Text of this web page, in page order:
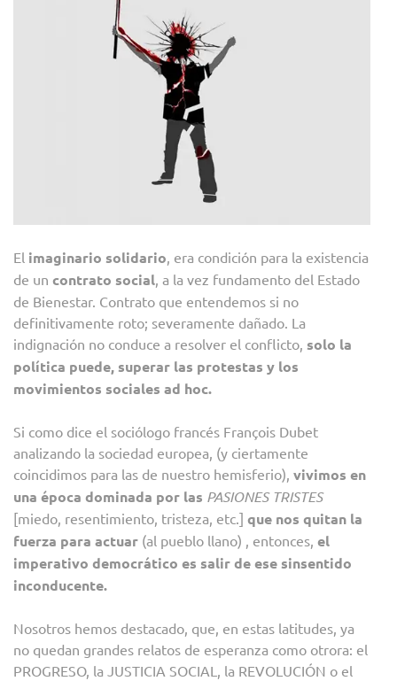
El imaginario solidario , era condición para la existencia
de un contrato social , a la vez fundamento del Estado
de Bienestar. Contrato que entendemos si no
definitivamente roto; severamente dañado. La
indignación no conduce a resolver el conflicto, solo la
política puede, superar las protestas y los
movimientos sociales ad hoc.
Si como dice el sociólogo francés François Dubet
analizando la sociedad europea, (y ciertamente
coincidimos para las de nuestro hemisferio), vivimos en
una época dominada por las PASIONES TRISTES
[miedo, resentimiento, tristeza, etc.] que nos quitan la
fuerza para actuar (al pueblo llano) , entonces, el
imperativo democrático es salir de ese sinsentido
inconducente.
Nosotros hemos destacado, que, en estas latitudes, ya
no quedan grandes relatos de esperanza como otrora: el
PROGRESO, la JUSTICIA SOCIAL, la REVOLUCIÓN o el